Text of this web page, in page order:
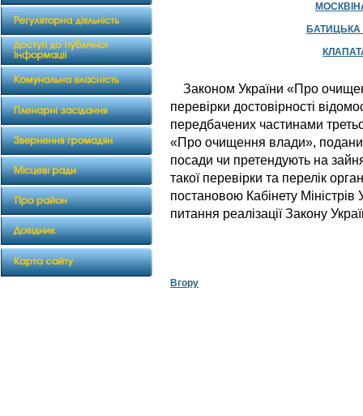
БАТИЦЬКА
Законом України «Про
перевірки достовірності
передбачених частинами
«Про очищення влади»,
посади чи претендують на
такої перевірки та перелік
постановою Кабінету
питання реалізації Закону
Вгору